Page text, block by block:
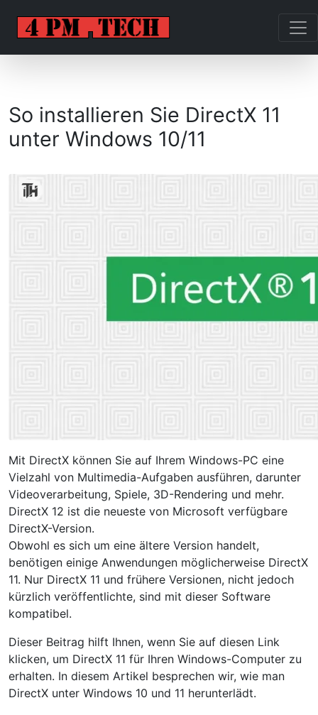
So installieren Sie DirectX 11
unter Windows 10/11
Mit DirectX können Sie auf Ihrem Windows-PC eine
Vielzahl von Multimedia-Aufgaben ausführen, darunter
Videoverarbeitung, Spiele, 3D-Rendering und mehr.
DirectX 12 ist die neueste von Microsoft verfügbare
DirectX-Version.
Obwohl es sich um eine ältere Version handelt,
benötigen einige Anwendungen möglicherweise DirectX
11. Nur DirectX 11 und frühere Versionen, nicht jedoch
kürzlich veröffentlichte, sind mit dieser Software
kompatibel.
Dieser Beitrag hilft Ihnen, wenn Sie auf diesen Link
klicken, um DirectX 11 für Ihren Windows-Computer zu
erhalten. In diesem Artikel besprechen wir, wie man
DirectX unter Windows 10 und 11 herunterlädt.